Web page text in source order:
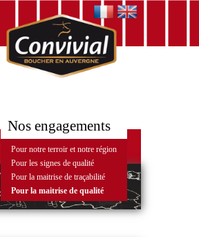
Nos engagements
Pour notre terroir et notre région
Pour les signes de qualité
Pour la maitrise de traçabilité
Pour la maitrise de qualité